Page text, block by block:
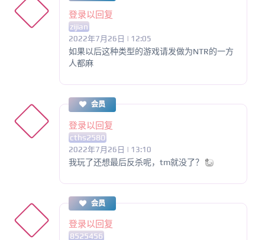
登录以回复
zijian
2022年7月26日 | 12:05
如果以后这种类型的游戏请发做为NTR的一方
人都麻
会员
登录以回复
cths2580
2022年7月26日 | 13:10
我玩了还想最后反杀呢，tm就没了？
会员
登录以回复
8525456